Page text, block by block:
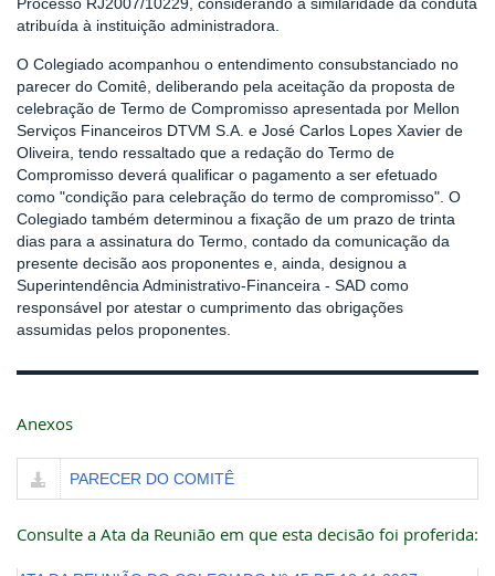
atribuída à instituição administradora.
O Colegiado acompanhou o entendimento consubstanciado no
parecer do Comitê, deliberando pela aceitação da proposta de
celebração de Termo de Compromisso apresentada por Mellon
Serviços Financeiros DTVM S.A. e José Carlos Lopes Xavier de
Oliveira, tendo ressaltado que a redação do Termo de
Compromisso deverá qualificar o pagamento a ser efetuado
como "condição para celebração do termo de compromisso". O
Colegiado também determinou a fixação de um prazo de trinta
dias para a assinatura do Termo, contado da comunicação da
presente decisão aos proponentes e, ainda, designou a
Superintendência Administrativo-Financeira - SAD como
responsável por atestar o cumprimento das obrigações
assumidas pelos proponentes.
Anexos
PARECER DO COMITÊ
Consulte a Ata da Reunião em que esta decisão foi proferida: